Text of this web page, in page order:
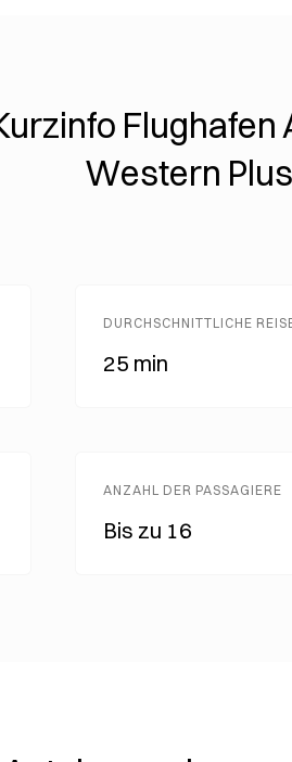
Flughafen
Western
DURCHSCHNITTLICHE
25 min
ANZAHL DER PASSAGIERE
Bis zu 16